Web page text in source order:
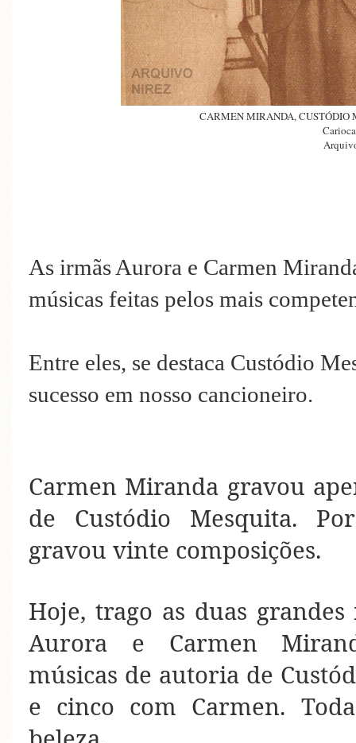
CARMEN MIRANDA, CUSTÓDIO
As irmãs Aurora e Carmen
músicas feitas pelos mais
Entre eles, se destaca Custódio
sucesso em nosso cancioneiro.
Carmen Miranda gravou
de Custódio Mesquita.
gravou vinte composições.
Hoje, trago as duas
Aurora e Carmen
músicas de autoria de
e cinco com Carmen.